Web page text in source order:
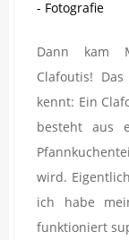
Dann kam
Clafoutis!
kennt: Ein
besteht aus
wird.
ich habe
funktioniert